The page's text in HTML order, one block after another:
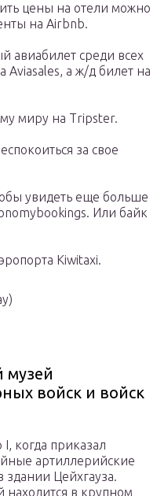
цены на отели можно
на Airbnb.
авиабилет среди всех
а ж/д билет на
миру на Tripster.
за свое
увидеть еще больше
Или байк
Kiwitaxi.
музей
войск и войск
когда приказал
артиллерийские
здании Цейхгауза.
находится в крупном